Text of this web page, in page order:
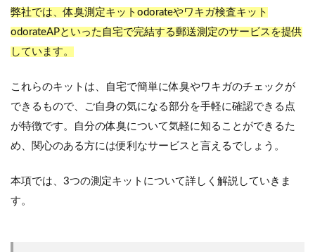
弊社では、体臭測定キットodorateやワキガ検査キット
odorateAPといった自宅で完結する郵送測定のサービスを提供
しています。
これらのキットは、自宅で簡単に体臭やワキガのチェックが
できるもので、ご自身の気になる部分を手軽に確認できる点
が特徴です。自分の体臭について気軽に知ることができるた
め、関心のある方には便利なサービスと言えるでしょう。
本項では、3つの測定キットについて詳しく解説していきま
す。